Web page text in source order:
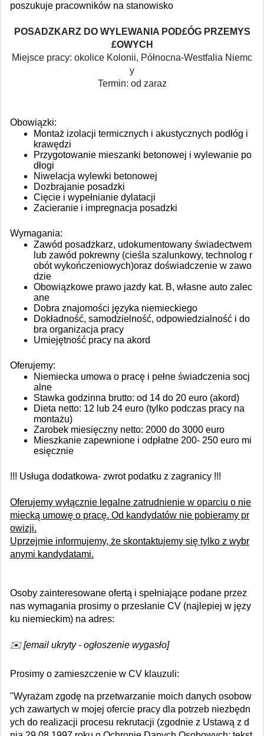
poszukuje pracowników na stanowisko
POSADZKARZ DO WYLEWANIA POD£ÓG PRZEMYS
£OWYCH
Miejsce pracy: okolice Kolonii, Północna-Westfalia Niemc
y
Termin: od zaraz
Obowiązki:
Montaż izolacji termicznych i akustycznych podłóg i
krawędzi
Przygotowanie mieszanki betonowej i wylewanie po
dłogi
Niwelacja wylewki betonowej
Dozbrajanie posadzki
Cięcie i wypełnianie dylatacji
Zacieranie i impregnacja posadzki
Wymagania:
Zawód posadzkarz, udokumentowany świadectwem
lub zawód pokrewny (cieśla szalunkowy, technolog r
obót wykończeniowych)oraz doświadczenie w zawo
dzie
Obowiązkowe prawo jazdy kat. B, własne auto zalec
ane
Dobra znajomości języka niemieckiego
Dokładność, samodzielność, odpowiedzialność i do
bra organizacja pracy
Umiejętność pracy na akord
Oferujemy:
Niemiecka umowa o pracę i pełne świadczenia socj
alne
Stawka godzinna brutto: od 14 do 20 euro (akord)
Dieta netto: 12 lub 24 euro (tylko podczas pracy na
montażu)
Zarobek miesięczny netto: 2000 do 3000 euro
Mieszkanie zapewnione i odpłatne 200- 250 euro mi
esięcznie
!!! Usługa dodatkowa- zwrot podatku z zagranicy !!!
Oferujemy wyłącznie legalne zatrudnienie w oparciu o nie
miecką umowę o pracę. Od kandydatów nie pobieramy pr
owizji.
Uprzejmie informujemy, że skontaktujemy się tylko z wybr
anymi kandydatami.
Osoby zainteresowane ofertą i spełniające podane przez
nas wymagania prosimy o przesłanie CV (najlepiej w języ
ku niemieckim) na adres:
✉️ [email ukryty - ogłoszenie wygasło]
Prosimy o zamieszczenie w CV klauzuli:
"Wyrażam zgodę na przetwarzanie moich danych osobow
ych zawartych w mojej ofercie pracy dla potrzeb niezbędn
ych do realizacji procesu rekrutacji (zgodnie z Ustawą z d